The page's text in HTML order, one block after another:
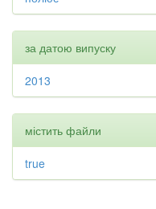
за датою випуску
2013
містить файли
true